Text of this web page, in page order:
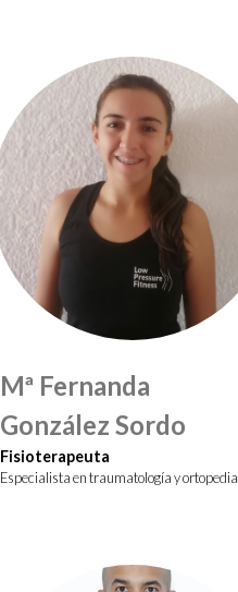
Mª Fernanda
González Sordo
Fisioterapeuta
Especialista en traumatología y ortopedia